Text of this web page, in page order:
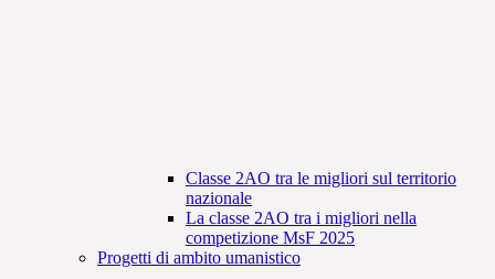
Classe 2AO tra le migliori sul territorio
nazionale
La classe 2AO tra i migliori nella
competizione MsF 2025
Progetti di ambito umanistico